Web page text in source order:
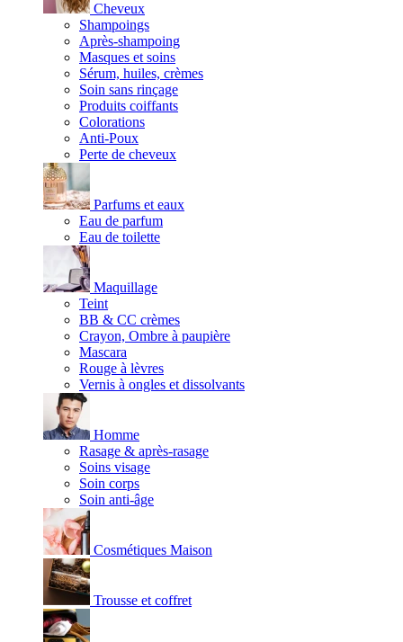
Cheveux
Shampoings
Après-shampoing
Masques et soins
Sérum, huiles, crèmes
Soin sans rinçage
Produits coiffants
Colorations
Anti-Poux
Perte de cheveux
Parfums et eaux
Eau de parfum
Eau de toilette
Maquillage
Teint
BB & CC crèmes
Crayon, Ombre à paupière
Mascara
Rouge à lèvres
Vernis à ongles et dissolvants
Homme
Rasage & après-rasage
Soins visage
Soin corps
Soin anti-âge
Cosmétiques Maison
Trousse et coffret